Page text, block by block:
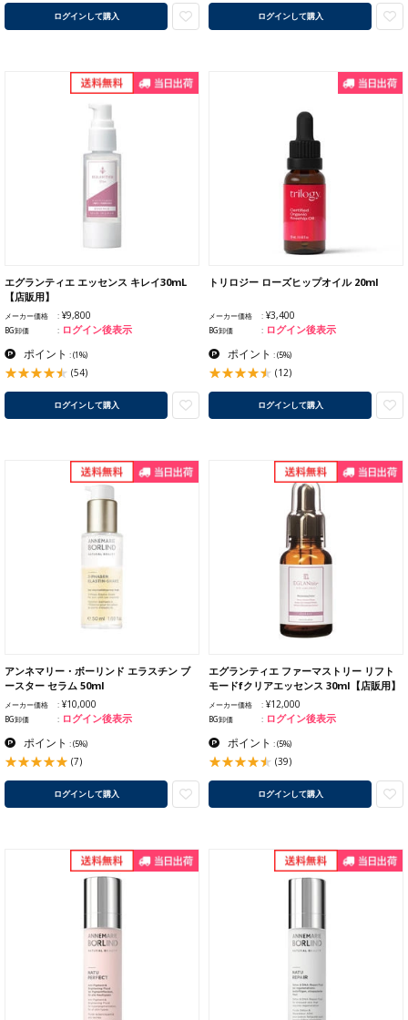
ログインして購入 ログインして購入
エグランティエ エッセンス キレイ30mL
【店販用】
メーカー価格 ¥9,800
BG卸価 ログイン後表示
ポイント :(1%)
(54)
ログインして購入
トリロジー ローズヒップオイル 20ml
メーカー価格 ¥3,400
BG卸価 ログイン後表示
ポイント :(5%)
(12)
ログインして購入
アンネマリー・ボーリンド エラスチン ブ
ースター セラム 50ml
メーカー価格 ¥10,000
BG卸価 ログイン後表示
ポイント :(5%)
(7)
ログインして購入
エグランティエ ファーマストリー リフト
モードfクリアエッセンス 30ml【店販用】
メーカー価格 ¥12,000
BG卸価 ログイン後表示
ポイント :(5%)
(39)
ログインして購入